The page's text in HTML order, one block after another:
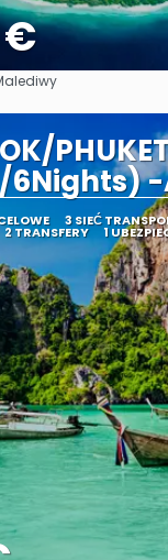
€
-
3 SIEĆ
2 TRANSFERY 1